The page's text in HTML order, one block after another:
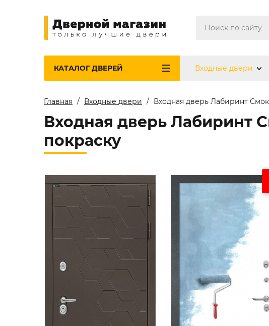
КАТАЛОГДВЕРЕЙ Входные двери
Главная Входные двери Входная дверь Лабиринт
Входная дверь Лабиринт
покраску